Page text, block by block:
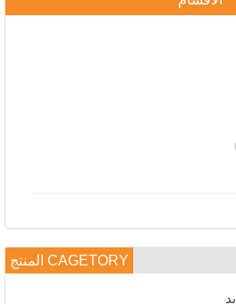
CAGETORY المنتج